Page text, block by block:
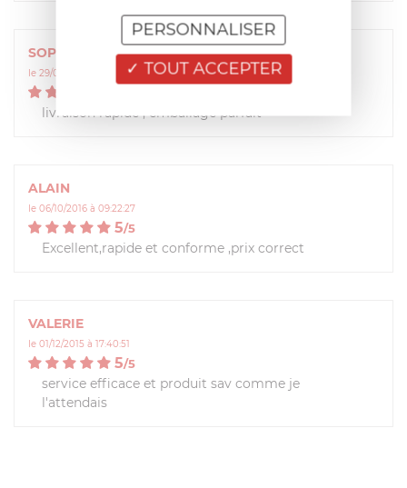
SOPHIE
le 29/01/2018 à 08:10:43
livraison rapide , emballage parfait
ALAIN
le 06/10/2016 à 09:22:27
5/5
Excellent,rapide et conforme ,prix correct
VALERIE
le 01/12/2015 à 17:40:51
5/5
service efficace et produit sav comme je
l'attendais
TOUT ACCEPTER
PERSONNALISER